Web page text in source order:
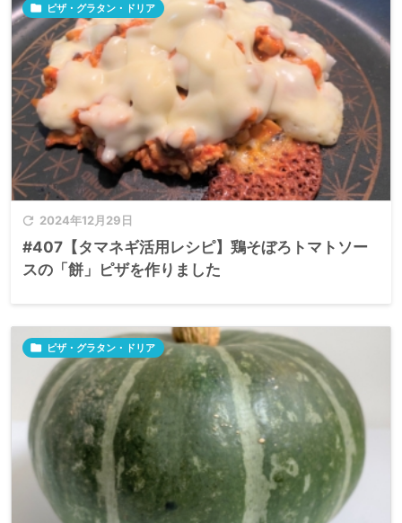
 2024年12月29日
 ピザ・グラタン・ドリア
#407【タマネギ活用レシピ】鶏そぼろトマトソー
スの「餅」ピザを作りました
 ピザ・グラタン・ドリア